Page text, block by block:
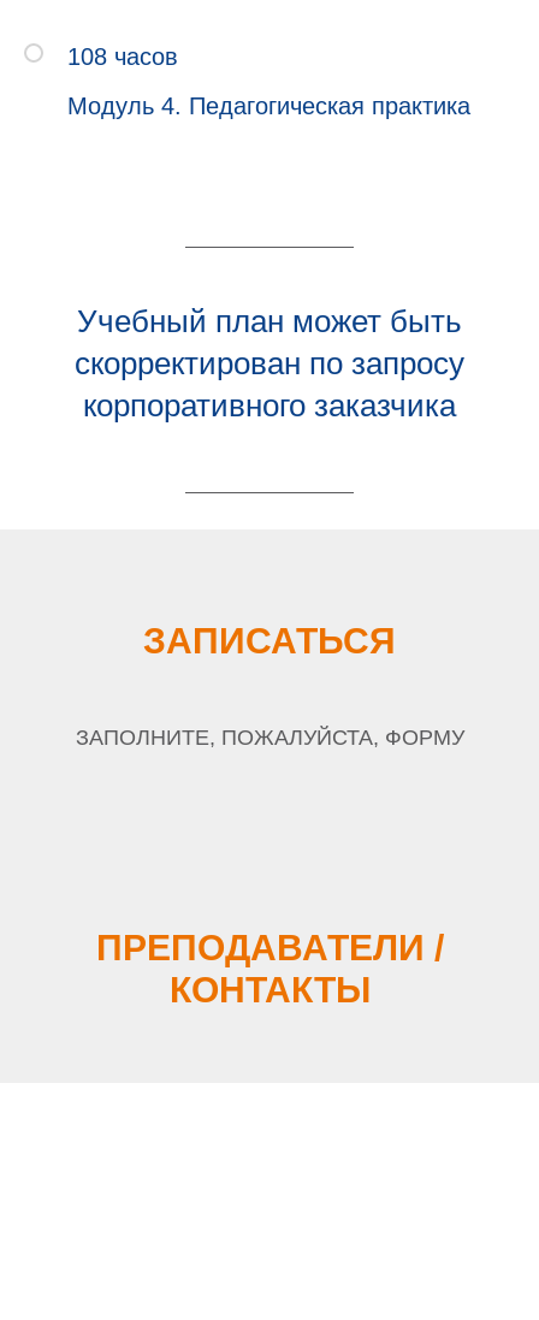
108 часов
Модуль 4. Педагогическая практика
Учебный план может быть
скорректирован по запросу
корпоративного заказчика
ЗАПИСАТЬСЯ
ЗАПОЛНИТЕ, ПОЖАЛУЙСТА, ФОРМУ
ПРЕПОДАВАТЕЛИ /
КОНТАКТЫ